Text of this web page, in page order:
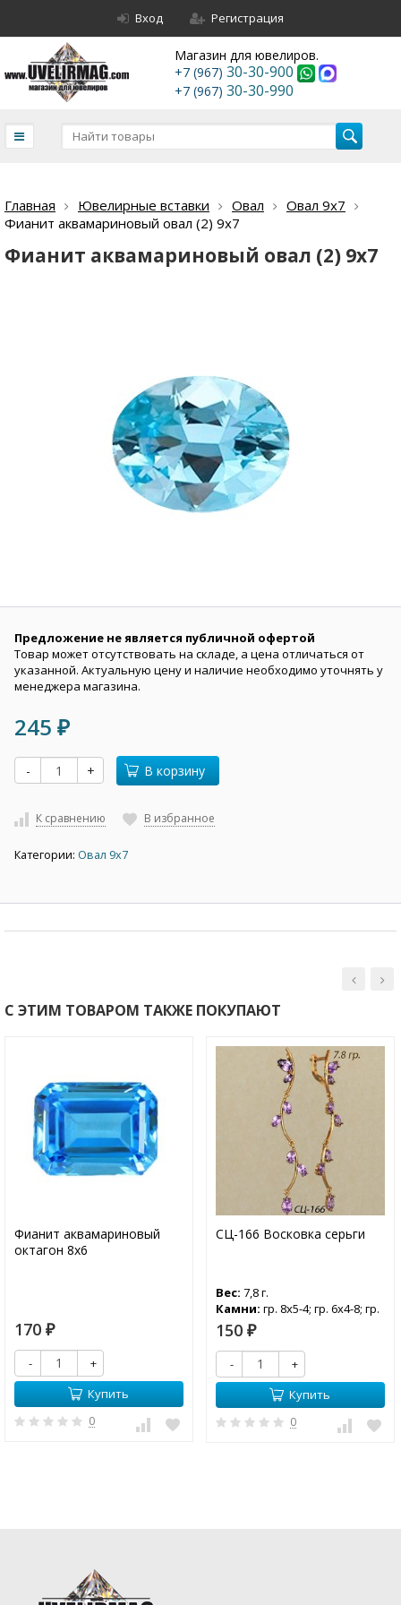
Вход Регистрация
Магазин для ювелиров.
+7 (967) 30-30-900
+7 (967) 30-30-990
Главная Ювелирные вставки Овал
Овал 9х7
Фианит аквамариновый овал (2) 9х7
Фианит аквамариновый овал (2) 9х7
Предложение не является публичной офертой
Товар может отсутствовать на складе, а цена отличаться от
указанной. Актуальную цену и наличие необходимо уточнять у
менеджера магазина.
245 ₽
- + В корзину
К сравнению В избранное
Категории: Овал 9х7
С ЭТИМ ТОВАРОМ ТАКЖЕ ПОКУПАЮТ
Фианит аквамариновый
октагон 8х6
170 ₽
-
+
Купить
0
СЦ-166 Восковка серьги
Вес: 7,8 г.
Камни: гр. 8х5-4; гр. 6х4-8; гр.
5х3-2
150 ₽
-
+
Купить
0